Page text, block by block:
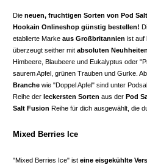
Die neuen, fruchtigen Sorten von Pod Salt
Hookain Onlineshop günstig bestellen!
etablierte Marke aus Großbritannien ist auf
überzeugt seither mit absoluten Neuhheiten
Himbeere, Blaubeere und Eukalyptus oder
saurem Apfel, grünen Trauben und Gurke.
Branche wie "Doppel Apfel" sind unter
Reihe der leckersten Sorten aus der Pod
Salt Fusion Reihe für dich ausgewählt, die
Mixed Berries Ice
"Mixed Berries Ice" ist eine eisgekühlte